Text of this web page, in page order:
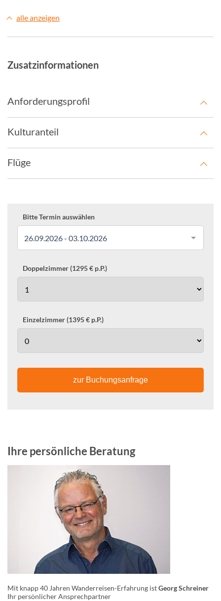
alle anzeigen
Zusatzinformationen
Anforderungsprofil
Kulturanteil
Flüge
Bitte Termin auswählen
26.09.2026 - 03.10.2026
Doppelzimmer (1295 € p.P.)
Einzelzimmer (1395 € p.P.)
zur Buchungsanfrage
Ihre persönliche Beratung
Mit knapp 40 Jahren Wanderreisen-Erfahrung istGeorg Schreiner
Ihr persönlicher Ansprechpartner